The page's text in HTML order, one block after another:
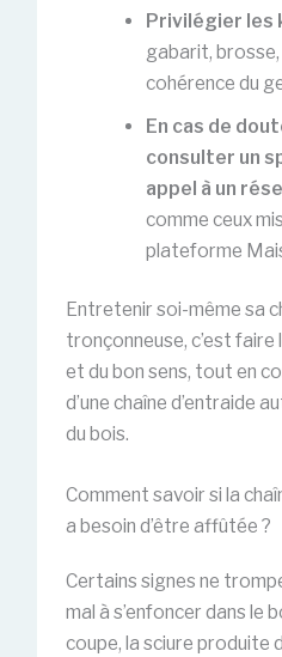
Privilégier les
gabarit,
cohérence du
En cas de
consulter un
appel à un
comme ceux
plateforme
Entretenir soi-même sa
tronçonneuse, c’est faire
et du bon sens, tout en
d’une chaîne d’entraide
du bois.
Comment savoir si la
a besoin d’être affûtée ?
Certains signes ne
mal à s’enfoncer dans le
coupe, la sciure produite